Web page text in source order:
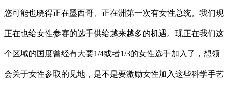
您可能也晓得正在墨西哥、正在洲第一次有女性总统。我们现
正在也给女性参赛的选手供给越来越多的机遇。现正在我们这
个区域的国度曾经有大要1/4或者1/3的女性选手加入了，想领
会关于女性参取的见地，是不是要激励女性加入这些科学手艺